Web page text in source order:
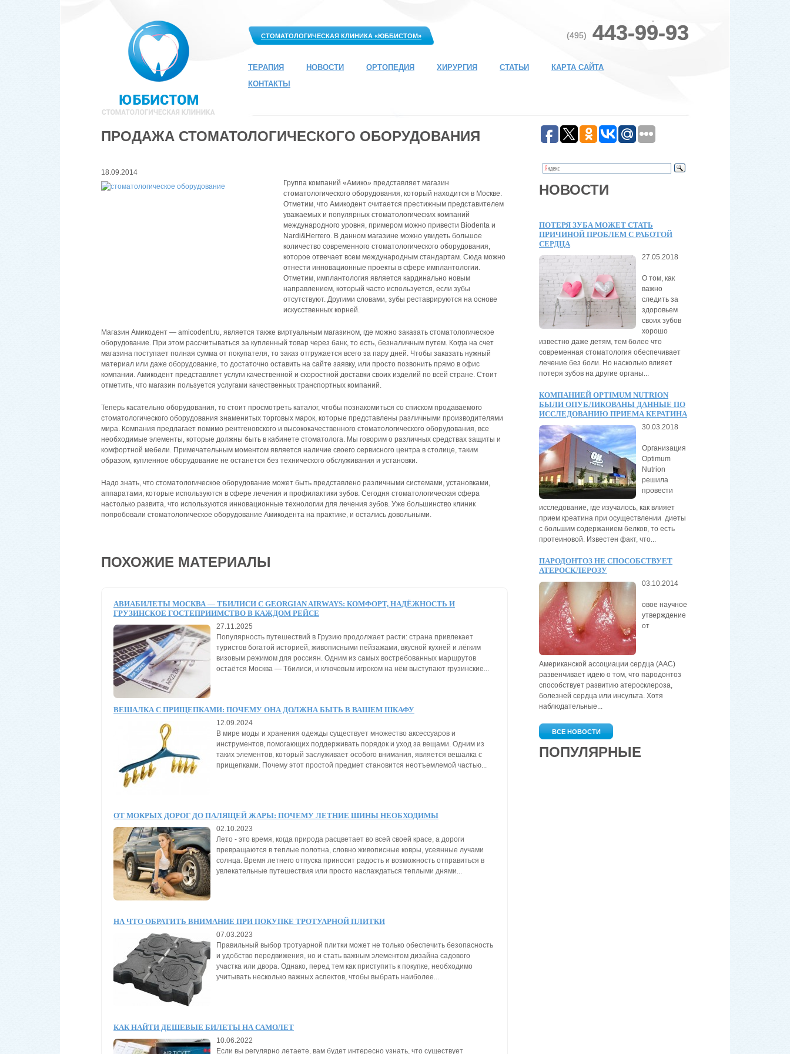
СТОМАТОЛОГИЧЕСКАЯ КЛИНИКА «ЮББИСТОМ» (495) 443-99-93
ТЕРАПИЯ НОВОСТИ ОРТОПЕДИЯ ХИРУРГИЯ СТАТЬИ
КАРТА САЙТА
КОНТАКТЫ
ПРОДАЖА СТОМАТОЛОГИЧЕСКОГО ОБОРУДОВАНИЯ
18.09.2014
Группа компаний «Амико» представляет магазин
стоматологического оборудования, который находится в Москве.
Отметим, что Амикодент считается престижным представителем
уважаемых и популярных стоматологических компаний
международного уровня, примером можно привести Biodenta и
Nardi&Herrero. В данном магазине можно увидеть большое
количество современного стоматологического оборудования,
которое отвечает всем международным стандартам. Сюда можно
отнести инновационные проекты в сфере имплантологии.
Отметим, имплантология является кардинально новым
направлением, который часто используется, если зубы
отсутствуют. Другими словами, зубы реставрируются на основе
искусственных корней.
Магазин Амикодент — amicodent.ru, является также виртуальным магазином, где можно заказать стоматологическое
оборудование. При этом рассчитываться за купленный товар через банк, то есть, безналичным путем. Когда на счет
магазина поступает полная сумма от покупателя, то заказ отгружается всего за пару дней. Чтобы заказать нужный
материал или даже оборудование, то достаточно оставить на сайте заявку, или просто позвонить прямо в офис
компании. Амикодент представляет услуги качественной и скоростной доставки своих изделий по всей стране. Стоит
отметить, что магазин пользуется услугами качественных транспортных компаний.
Теперь касательно оборудования, то стоит просмотреть каталог, чтобы познакомиться со списком продаваемого
стоматологического оборудования знаменитых торговых марок, которые представлены различными производителями
мира. Компания предлагает помимо рентгеновского и высококачественного стоматологического оборудования, все
необходимые элементы, которые должны быть в кабинете стоматолога. Мы говорим о различных средствах защиты и
комфортной мебели. Примечательным моментом является наличие своего сервисного центра в столице, таким
образом, купленное оборудование не останется без технического обслуживания и установки.
Надо знать, что стоматологическое оборудование может быть представлено различными системами, установками,
аппаратами, которые используются в сфере лечения и профилактики зубов. Сегодня стоматологическая сфера
настолько развита, что используются инновационные технологии для лечения зубов. Уже большинство клиник
попробовали стоматологическое оборудование Амикодента на практике, и остались довольными.
ПОХОЖИЕ МАТЕРИАЛЫ
АВИАБИЛЕТЫ МОСКВА — ТБИЛИСИ С GEORGIAN AIRWAYS: КОМФОРТ, НАДЁЖНОСТЬ И
ГРУЗИНСКОЕ ГОСТЕПРИИМСТВО В КАЖДОМ РЕЙСЕ
27.11.2025
Популярность путешествий в Грузию продолжает расти: страна привлекает
туристов богатой историей, живописными пейзажами, вкусной кухней и лёгким
визовым режимом для россиян. Одним из самых востребованных маршрутов
остаётся Москва — Тбилиси, и ключевым игроком на нём выступают грузинские...
ВЕШАЛКА С ПРИЩЕПКАМИ: ПОЧЕМУ ОНА ДОЛЖНА БЫТЬ В ВАШЕМ ШКАФУ
12.09.2024
В мире моды и хранения одежды существует множество аксессуаров и
инструментов, помогающих поддерживать порядок и уход за вещами. Одним из
таких элементов, который заслуживает особого внимания, является вешалка с
прищепками. Почему этот простой предмет становится неотъемлемой частью...
ОТ МОКРЫХ ДОРОГ ДО ПАЛЯЩЕЙ ЖАРЫ: ПОЧЕМУ ЛЕТНИЕ ШИНЫ НЕОБХОДИМЫ
02.10.2023
Лето - это время, когда природа расцветает во всей своей красе, а дороги
превращаются в теплые полотна, словно живописные ковры, усеянные лучами
солнца. Время летнего отпуска приносит радость и возможность отправиться в
увлекательные путешествия или просто наслаждаться теплыми днями...
НА ЧТО ОБРАТИТЬ ВНИМАНИЕ ПРИ ПОКУПКЕ ТРОТУАРНОЙ ПЛИТКИ
07.03.2023
Правильный выбор тротуарной плитки может не только обеспечить безопасность
и удобство передвижения, но и стать важным элементом дизайна садового
участка или двора. Однако, перед тем как приступить к покупке, необходимо
учитывать несколько важных аспектов, чтобы выбрать наиболее...
КАК НАЙТИ ДЕШЕВЫЕ БИЛЕТЫ НА САМОЛЕТ
10.06.2022
Если вы регулярно летаете, вам будет интересно узнать, что существует
НОВОСТИ
ПОТЕРЯ ЗУБА МОЖЕТ СТАТЬ
ПРИЧИНОЙ ПРОБЛЕМ С РАБОТОЙ
СЕРДЦА
27.05.2018
О том, как
важно
следить за
здоровьем
своих зубов
хорошо
известно даже детям, тем более что
современная стоматология обеспечивает
лечение без боли. Но насколько влияет
потеря зубов на другие органы...
КОМПАНИЕЙ OPTIMUM NUTRION
БЫЛИ ОПУБЛИКОВАНЫ ДАННЫЕ ПО
ИССЛЕДОВАНИЮ ПРИЕМА КЕРАТИНА
30.03.2018
Организация
Optimum
Nutrion
решила
провести
исследование, где изучалось, как влияет
прием креатина при осуществлении диеты
с большим содержанием белков, то есть
протеиновой. Известен факт, что...
ПАРОДОНТОЗ НЕ СПОСОБСТВУЕТ
АТЕРОСКЛЕРОЗУ
03.10.2014
овое научное
утверждение
от
Американской ассоциации сердца (AAС)
развенчивает идею о том, что пародонтоз
способствует развитию атеросклероза,
болезней сердца или инсульта. Хотя
наблюдательные...
ВСЕ НОВОСТИ
ПОПУЛЯРНЫЕ